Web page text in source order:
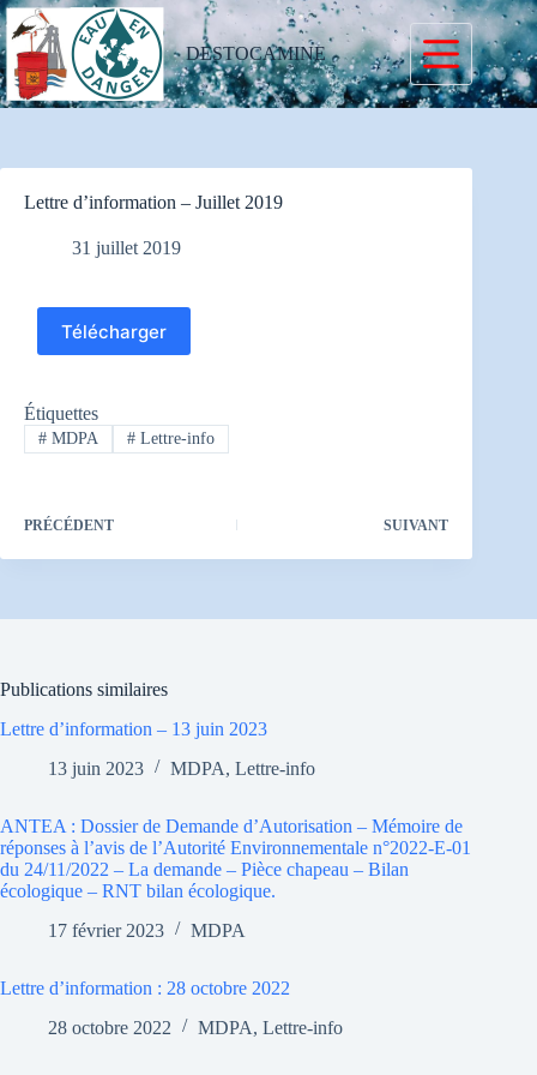
Passer
au
contenu
DESTOCAMINE
Lettre d’information – Juillet 2019
31 juillet 2019
Télécharger
Étiquettes
#MDPA #Lettre-info
PRÉCÉDENT SUIVANT
Publications similaires
Lettre d’information – 13 juin 2023
13 juin 2023
MDPA, Lettre-info
ANTEA : Dossier de Demande d’Autorisation – Mémoire de
réponses à l’avis de l’Autorité Environnementale n°2022-E-01
du 24/11/2022 – La demande – Pièce chapeau – Bilan
écologique – RNT bilan écologique.
17 février 2023
MDPA
Lettre d’information : 28 octobre 2022
28 octobre 2022
MDPA, Lettre-info